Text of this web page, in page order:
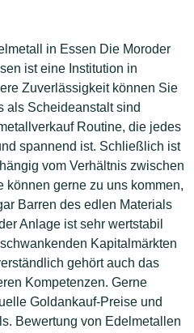
in Essen Die Moroder
ist eine Institution in
Zuverlässigkeit können Sie
als Scheideanstalt sind
Routine, die jedes
spannend ist. Schließlich ist
vom Verhältnis zwischen
können gerne zu uns kommen,
Barren des edlen Materials
Anlage ist sehr wertstabil
Kapitalmärkten
gehört auch das
Kompetenzen. Gerne
Goldankauf-Preise und
Bewertung von Edelmetallen